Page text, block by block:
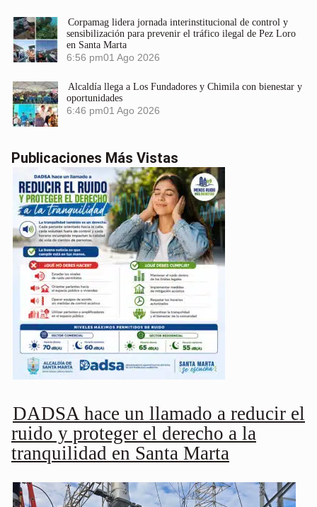
Corpamag lidera jornada interinstitucional de control y
sensibilización para prevenir el tráfico ilegal de Pez Loro
en Santa Marta
6:56 pm01 Ago 2026
Alcaldía llega a Los Fundadores y Chimila con bienestar y
oportunidades
6:46 pm01 Ago 2026
Publicaciones Más Vistas
DADSA hace un llamado a reducir el
ruido y proteger el derecho a la
tranquilidad en Santa Marta